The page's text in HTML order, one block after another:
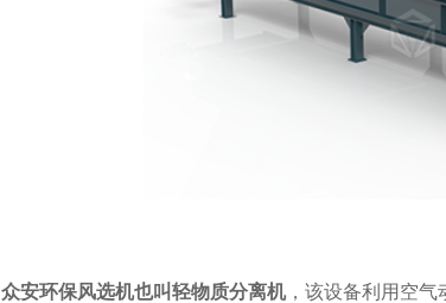
众安环保风选机也叫轻物质分离机，该设备利用空气